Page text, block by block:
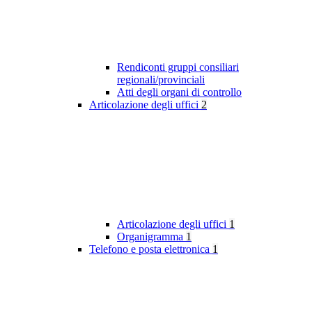
Rendiconti gruppi consiliari
regionali/provinciali
Atti degli organi di controllo
Articolazione degli uffici 2
Articolazione degli uffici 1
Organigramma 1
Telefono e posta elettronica 1